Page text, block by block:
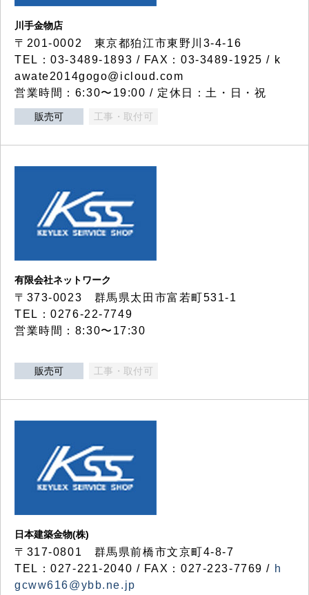
川手金物店
〒201-0002 東京都狛江市東野川3-4-16
TEL：03-3489-1893 / FAX：03-3489-1925 / k
awate2014gogo@icloud.com
営業時間：6:30〜19:00 / 定休日：土・日・祝
販売可 工事・取付可
有限会社ネットワーク
〒373-0023 群馬県太田市富若町531-1
TEL：0276-22-7749
営業時間：8:30〜17:30
販売可 工事・取付可
日本建築金物(株)
〒317‐0801 群馬県前橋市文京町4-8-7
TEL：027-221-2040 / FAX：027-223-7769 / h
gcww616@ybb.ne.jp